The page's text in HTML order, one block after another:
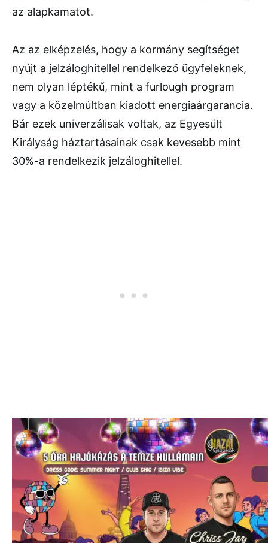
az alapkamatot.
Az az elképzelés, hogy a kormány segítséget
nyújt a jelzáloghitellel rendelkező ügyfeleknek,
nem olyan léptékű, mint a furlough program
vagy a közelmúltban kiadott energiaárgarancia.
Bár ezek univerzálisak voltak, az Egyesült
Királyság háztartásainak csak kevesebb mint
30%-a rendelkezik jelzáloghitellel.